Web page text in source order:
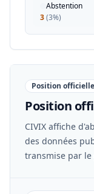
Abstention
3(3%)
Position officielle
Position
CIVIX affiche
des données
transmise par